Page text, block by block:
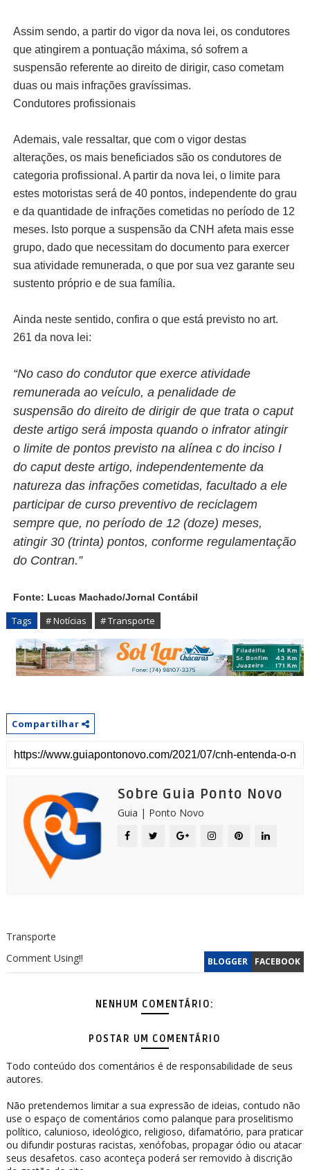
Assim sendo, a partir do vigor da nova lei, os condutores
que atingirem a pontuação máxima, só sofrem a
suspensão referente ao direito de dirigir, caso cometam
duas ou mais infrações gravíssimas.
Condutores profissionais
Ademais, vale ressaltar, que com o vigor destas
alterações, os mais beneficiados são os condutores de
categoria profissional. A partir da nova lei, o limite para
estes motoristas será de 40 pontos, independente do grau
e da quantidade de infrações cometidas no período de 12
meses. Isto porque a suspensão da CNH afeta mais esse
grupo, dado que necessitam do documento para exercer
sua atividade remunerada, o que por sua vez garante seu
sustento próprio e de sua família.
Ainda neste sentido, confira o que está previsto no art.
261 da nova lei:
“No caso do condutor que exerce atividade
remunerada ao veículo, a penalidade de
suspensão do direito de dirigir de que trata o caput
deste artigo será imposta quando o infrator atingir
o limite de pontos previsto na alínea c do inciso I
do caput deste artigo, independentemente da
natureza das infrações cometidas, facultado a ele
participar de curso preventivo de reciclagem
sempre que, no período de 12 (doze) meses,
atingir 30 (trinta) pontos, conforme regulamentação
do Contran.”
Fonte: Lucas Machado/Jornal Contábil
Tags # Notícias # Transporte
Compartilhar
Sobre Guia Ponto Novo
Guia | Ponto Novo
Transporte
BLOGGER FACEBOOK
Comment Using!!
NENHUM COMENTÁRIO:
POSTAR UM COMENTÁRIO
Todo conteúdo dos comentários é de responsabilidade de seus
autores.
Não pretendemos limitar a sua expressão de ideias, contudo não
use o espaço de comentários como palanque para proselitismo
político, calunioso, ideológico, religioso, difamatório, para praticar
ou difundir posturas racistas, xenófobas, propagar ódio ou atacar
seus desafetos. caso aconteça poderá ser removido à discrição